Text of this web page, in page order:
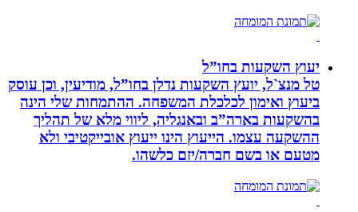
יעוץ השקעות בחו”ל
טל מנצ`ל, יועץ השקעות נדלן בחו”ל, מודיעין, וכן עוסק
ביעוץ ואימון לכלכלת המשפחה. ההתמחות שלי הינה
בהשקעות בארה”ב ובאנגליה, ליווי מלא של תהליך
ההשקעה עצמו. הייעוץ הינו ייעוץ אובייקטיבי ולא
מטעם או בשם חברה/יזם כלשהו.